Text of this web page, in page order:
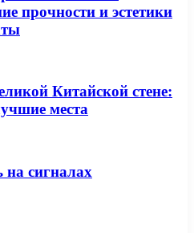
прочности и эстетики
Китайской стене:
места
на сигналах